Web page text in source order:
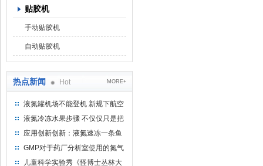
贴胶机
手动贴胶机
自动贴胶机
热点新闻 Hot MORE+
液氮罐机场不能登机 新规下航空
运输罐能否上飞机
液氮冷冻水果步骤 不仅仅只是把
水果扔到液氮中
应用创新创新：液氮速冻一条鱼
只需15分钟 保持活鲜一整年
GMP对于药厂分析室使用的氮气
钢瓶存放标准
儿童科学实验秀《怪博士丛林大